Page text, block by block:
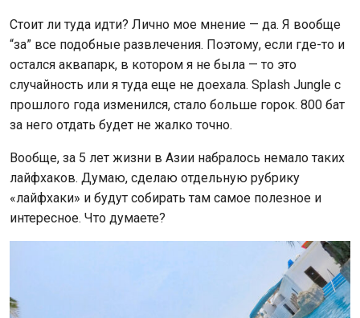
Стоит ли туда идти? Лично мое мнение — да. Я вообще
“за” все подобные развлечения. Поэтому, если где-то и
остался аквапарк, в котором я не была — то это
случайность или я туда еще не доехала. Splash Jungle с
прошлого года изменился, стало больше горок. 800 бат
за него отдать будет не жалко точно.
Вообще, за 5 лет жизни в Азии набралось немало таких
лайфхаков. Думаю, сделаю отдельную рубрику
«лайфхаки» и будут собирать там самое полезное и
интересное. Что думаете?